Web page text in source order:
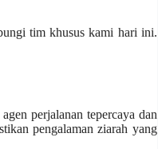
tim khusus kami hari ini.
perjalanan tepercaya dan
pengalaman ziarah yang